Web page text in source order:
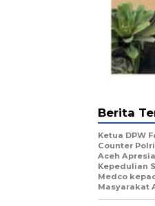
Berita
Ketua DPW
Counter
Aceh
Kepedulian
Medco
Masyarakat